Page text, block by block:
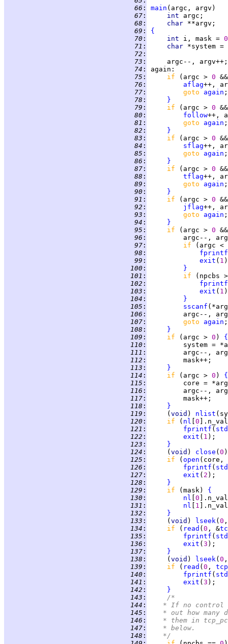
  66
: main
  67
: int
  68
: char
  69
:
{
  70
: int i, mask = 0
  71
: char *system =
  72
:
  73
:
  74
: again
  75
: if (argc > 0
  76
:
aflag
  77
: goto again
  78
:
}
  79
: if (argc > 0
  80
:
follow
  81
: goto again
  82
:
}
  83
: if (argc > 0
  84
:
sflag
  85
: goto again
  86
:
}
  87
: if (argc > 0
  88
:
tflag
  89
: goto again
  90
:
}
  91
: if (argc > 0
  92
:
jflag
  93
: goto again
  94
:
}
  95
: if (argc > 0
  96
:
  97
: if
(argc <
  98
:
fprintf
  99
: exit ( 1
100 :
}
101 : if
(npcbs
102 :
fprintf
103 : exit ( 1
104 :
}
105 : sscanf
106 :
107 : goto again
108 :
}
109 : if (argc > 0 ) {
110 :
111 :
112 :
113 :
}
114 : if (argc > 0 ) {
115 :
116 :
117 :
118 :
}
119 :
     (
void ) nlist
120 : if ( nl 0
121 : fprintf (
122 : exit ( 1
123 :
}
124 :
     (
void ) close ( 0
125 : if ( open (core,
126 : fprintf (
127 : exit ( 2
128 :
}
129 : if (mask) {
130 : nl 0
131 : nl 1
132 :
}
133 :
     (
void ) lseek ( 0
134 : if ( read ( 0 , &
135 : fprintf (
136 : exit ( 3
137 :
}
138 :
     (
void ) lseek ( 0
139 : if ( read ( 0 ,
140 : fprintf (
141 : exit ( 3
142 :
}
143 :
/*
144 :
* If no
145 :
* out how many
146 :
* them in
147 :
	 * below.
148 :
	 */